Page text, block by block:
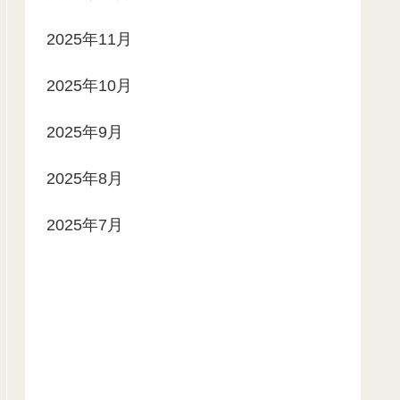
2025年11月
2025年10月
2025年9月
2025年8月
2025年7月